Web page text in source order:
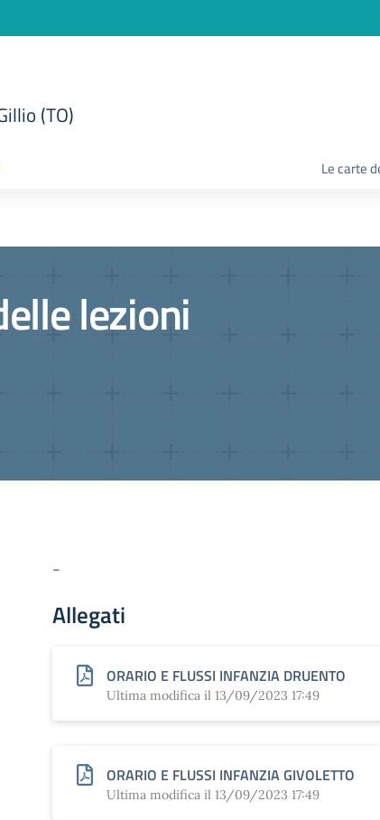
(TO)
Le carte
lezioni
-
Allegati
ORARIO E FLUSSI INFANZIA DRUENTO
Ultima modifica il 13/09/2023 17:49
ORARIO E FLUSSI INFANZIA GIVOLETTO
Ultima modifica il 13/09/2023 17:49